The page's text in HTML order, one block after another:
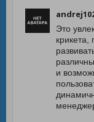
Это
крикета,
и